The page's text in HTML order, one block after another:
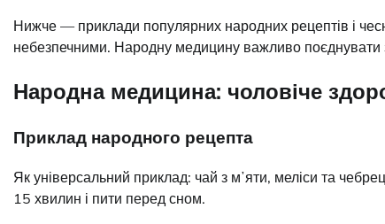
Нижче — приклади популярних народних рецептів і
небезпечними. Народну медицину важливо поєднувати
Народна медицина: чоловіче
Приклад народного рецепта
Як універсальний приклад: чай з мʼяти, меліси та
15 хвилин і пити перед сном.